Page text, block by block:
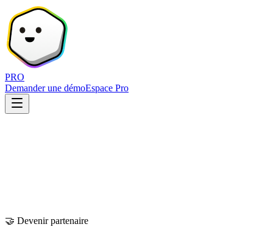
PRO
Demander une démoEspace Pro
🤝 Devenir partenaire